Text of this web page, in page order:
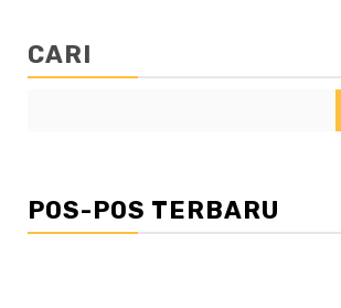
CARI
POS-POS TERBARU